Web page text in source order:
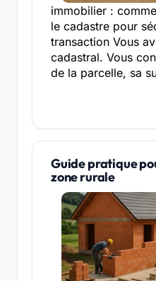
immobilier :
le cadastre pour
transaction Vous
cadastral. Vous
de la parcelle, sa
Guide pratique
zone rurale